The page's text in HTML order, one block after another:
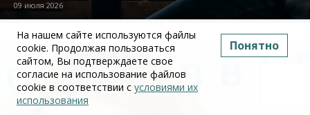
09 июля 2026
На нашем сайте используются файлы
cookie. Продолжая пользоваться
сайтом, Вы подтверждаете свое
согласие на использование файлов
cookie в соответствии с условиями их
использования
Понятно